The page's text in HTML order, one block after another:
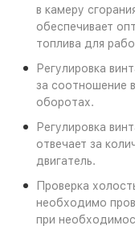
в камеру
обеспечивает
топлива для
Регулировка
за соотношение
оборотах.
Регулировка
отвечает за
двигатель.
Проверка
необходимо
при